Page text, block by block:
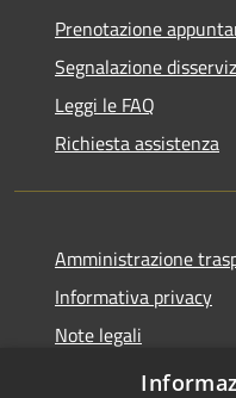
Prenotazione
Segnalazione
Leggi le FAQ
Richiesta assistenza
Amministrazione
Informativa privacy
Note legali
Dichiarazione di